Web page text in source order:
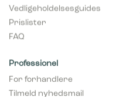
Vedligeholdelsesguides
Prislister
FAQ
Professionel
For forhandlere
Tilmeld nyhedsmail